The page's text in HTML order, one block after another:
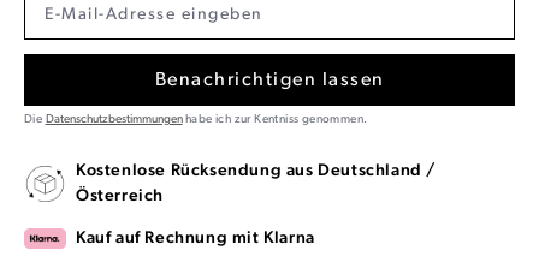
Benachrichtigen lassen
Die Datenschutzbestimmungenhabe ich zur Kentniss genommen.
Kostenlose Rücksendung aus Deutschland /
Österreich
Kauf auf Rechnung mit Klarna